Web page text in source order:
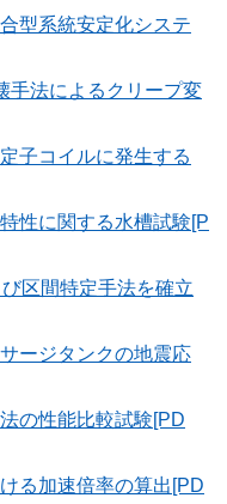
型系統安定化システ
手法によるクリープ変
子コイルに発生する
性に関する水槽試験[P
区間特定手法を確立
ージタンクの地震応
の性能比較試験[PD
る加速倍率の算出[PD